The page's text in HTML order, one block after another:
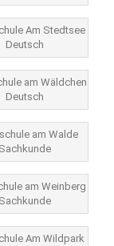
Am Stedtsee
Deutsch
am Wäldchen
Deutsch
am Walde
Sachkunde
am Weinberg
Sachkunde
Am Wildpark